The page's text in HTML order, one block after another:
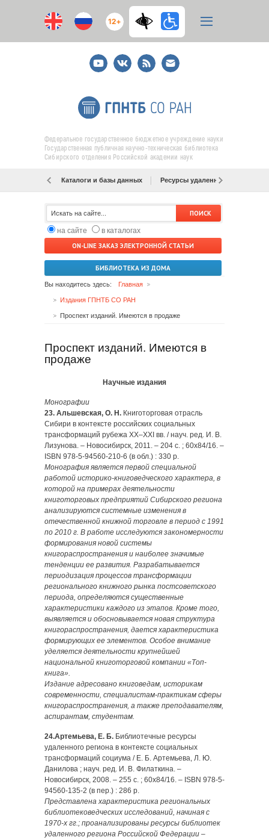
12+
YoutubeВКонтакте
RSS
E-
mail
подписка
Федеральное государственное бюджетное учреждение науки
Государственная публичная научно-техническая библиотека
Сибирского отделения Российской академии наук
Каталоги и базы данных Ресурсы удаленного доступа
на сайте
в каталогах
ON-LINE ЗАКАЗ ЭЛЕКТРОННОЙ СТАТЬИ
БИБЛИОТЕКА ИЗ ДОМА
Вы находитесь здесь: Главная
Издания ГПНТБ СО РАН
Проспект изданий. Имеются в продаже
Проспект изданий. Имеются в
продаже
Научные издания
Монографии
23. Альшевская, О. Н. Книготорговая отрасль
Сибири в контексте российских социальных
трансформаций рубежа XX–XXI вв. / науч. ред. И. В.
Лизунова. – Новосибирск, 2011. – 204 с. ; 60х84/16. –
ISBN 978-5-94560-210-6 (в обл.) : 330 р.
Монография является первой специальной
работой историко-книговедческого характера, в
которой на примерах деятельности
книготорговых предприятий Сибирского региона
анализируются системные изменения в
отечественной книжной торговле в период с 1991
по 2010 г. В работе исследуются закономерности
формирования новой системы
книгораспространения и наиболее значимые
тенденции ее развития. Разрабатывается
периодизация процессов трансформации
регионального книжного рынка постсоветского
периода, определяются существенные
характеристики каждого из этапов. Кроме того,
выявляется и обосновывается новая структура
книгораспространения, дается характеристика
формирующих ее элементов. Особое внимание
уделяется деятельности крупнейшей
национальной книготорговой компании «Топ-
книга».
Издание адресовано книговедам, историкам
современности, специалистам-практикам сферы
книгораспространения, а также преподавателям,
аспирантам, студентам.
24.Артемьева, Е. Б. Библиотечные ресурсы
удаленного региона в контексте социальных
трансформаций социума / Е. Б. Артемьева, Л. Ю.
Данилова ; науч. ред. И. В. Филаткина. –
Новосибирск, 2008. – 255 с. ; 60х84/16. – ISBN 978-5-
94560-135-2 (в пер.) : 286 р.
Представлена характеристика региональных
библиотековедческих исследований, начиная с
1970-х гг.; проанализированы ресурсы библиотек
удаленного региона Российской Федерации –